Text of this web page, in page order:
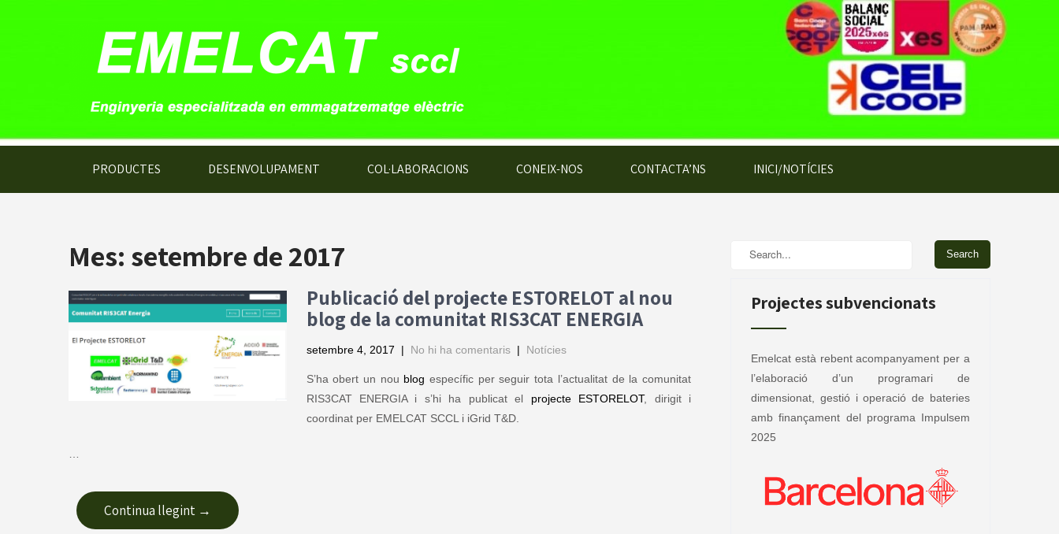
PRODUCTES DESENVOLUPAMENT COL·LABORACIONS CONEIX-NOS CONTACTA’NS INICI/NOTÍCIES
Mes: setembre de 2017
Publicació del projecte ESTORELOT al nou
blog de la comunitat RIS3CAT ENERGIA
setembre 4, 2017 | No hi ha comentaris | Notícies
S’ha obert un nou blogespecífic per seguir tota l’actualitat de la comunitat
RIS3CAT ENERGIA i s’hi ha publicat el projecte ESTORELOT, dirigit i
coordinat per EMELCAT SCCL i iGrid T&D.
Continua llegint →
Projectes subvencionats
Emelcat està rebent acompanyament per a
l’elaboració d’un programari de
dimensionat, gestió i operació de bateries
amb finançament del programa Impulsem
2025